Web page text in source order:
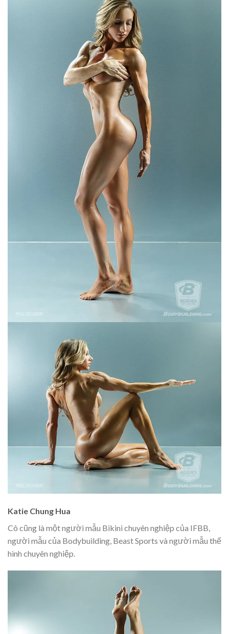
Katie Chung Hua
Cô cũng là một người mẫu Bikini chuyên nghiệp của IFBB,
người mẫu của Bodybuilding, Beast Sports và người mẫu thể
hình chuyên nghiệp.